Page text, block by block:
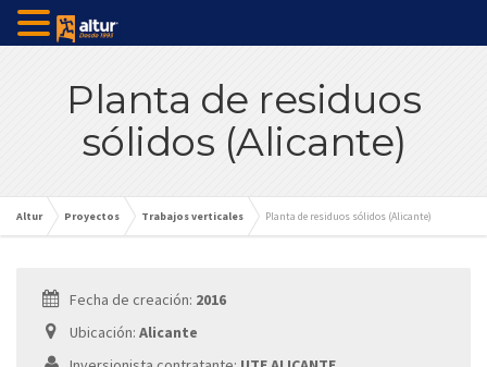
Planta de residuos
sólidos (Alicante)
Altur Proyectos Trabajos verticales Planta de residuos sólidos (Alicante)
Fecha de creación: 2016
Ubicación: Alicante